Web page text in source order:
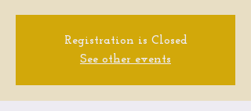
Registration is Closed
See other events